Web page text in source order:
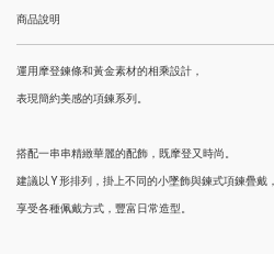
商品說明
運用摩登鍊條和黃金素材的相乘設計，
表現簡約美感的項鍊系列。
搭配一串串精緻華麗的配飾，既摩登又時尚。
建議以 Y 形排列，掛上不同的小墜飾與鍊式項鍊疊戴，
享受各種佩戴方式，豐富日常造型。